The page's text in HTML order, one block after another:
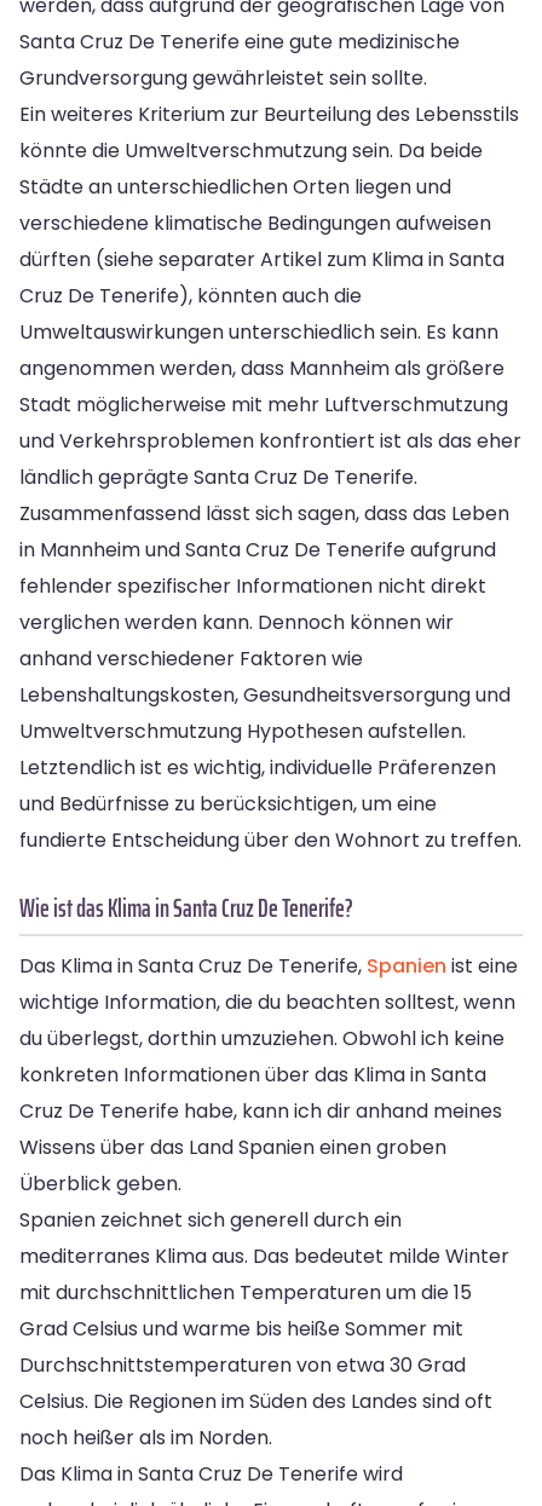
Santa Cruz De Tenerife eine gute medizinische
Grundversorgung gewährleistet sein sollte.
Ein weiteres Kriterium zur Beurteilung des Lebensstils
könnte die Umweltverschmutzung sein. Da beide
Städte an unterschiedlichen Orten liegen und
verschiedene klimatische Bedingungen aufweisen
dürften (siehe separater Artikel zum Klima in Santa
Cruz De Tenerife), könnten auch die
Umweltauswirkungen unterschiedlich sein. Es kann
angenommen werden, dass Mannheim als größere
Stadt möglicherweise mit mehr Luftverschmutzung
und Verkehrsproblemen konfrontiert ist als das eher
ländlich geprägte Santa Cruz De Tenerife.
Zusammenfassend lässt sich sagen, dass das Leben
in Mannheim und Santa Cruz De Tenerife aufgrund
fehlender spezifischer Informationen nicht direkt
verglichen werden kann. Dennoch können wir
anhand verschiedener Faktoren wie
Lebenshaltungskosten, Gesundheitsversorgung und
Umweltverschmutzung Hypothesen aufstellen.
Letztendlich ist es wichtig, individuelle Präferenzen
und Bedürfnisse zu berücksichtigen, um eine
fundierte Entscheidung über den Wohnort zu treffen.
Wie ist das Klima in Santa Cruz De Tenerife?
Das Klima in Santa Cruz De Tenerife, Spanien ist eine
wichtige Information, die du beachten solltest, wenn
du überlegst, dorthin umzuziehen. Obwohl ich keine
konkreten Informationen über das Klima in Santa
Cruz De Tenerife habe, kann ich dir anhand meines
Wissens über das Land Spanien einen groben
Überblick geben.
Spanien zeichnet sich generell durch ein
mediterranes Klima aus. Das bedeutet milde Winter
mit durchschnittlichen Temperaturen um die 15
Grad Celsius und warme bis heiße Sommer mit
Durchschnittstemperaturen von etwa 30 Grad
Celsius. Die Regionen im Süden des Landes sind oft
noch heißer als im Norden.
Das Klima in Santa Cruz De Tenerife wird